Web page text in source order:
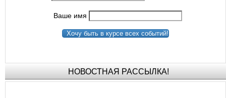
Ваше имя
Хочу быть в курсе всех событий!
НОВОСТНАЯ РАССЫЛКА!